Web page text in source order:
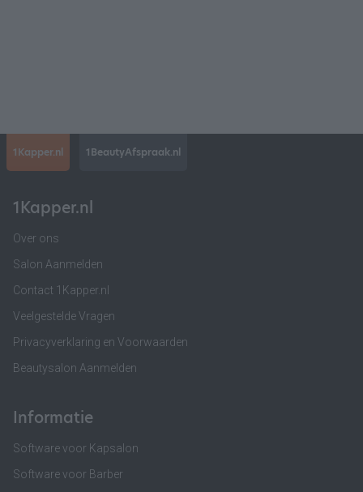
1Kapper.nl 1BeautyAfspraak.nl
1Kapper.nl
Over ons
Salon Aanmelden
Contact 1Kapper.nl
Veelgestelde Vragen
Privacyverklaring en Voorwaarden
Beautysalon Aanmelden
Informatie
Software voor Kapsalon
Software voor Barber